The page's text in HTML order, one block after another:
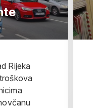
Rijeka